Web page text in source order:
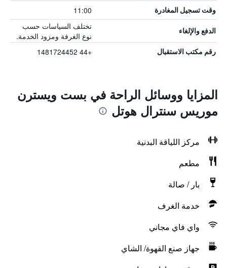
وقت تسجيل المغادرة 11:00
الدفع والإلغاء
تختلف السياسات حسب
نوع الغرفة ومزود الخدمة.
رقم مكتب الاستقبال +44 1481724452
المزايا ووسائل الراحة في بست ويسترن
موريس سنترال هوتل
مركز اللياقة البدنية
مطعم
بار / صالة
خدمة الغرف
واي فاي مجاني
جهاز صنع القهوة/ الشاي